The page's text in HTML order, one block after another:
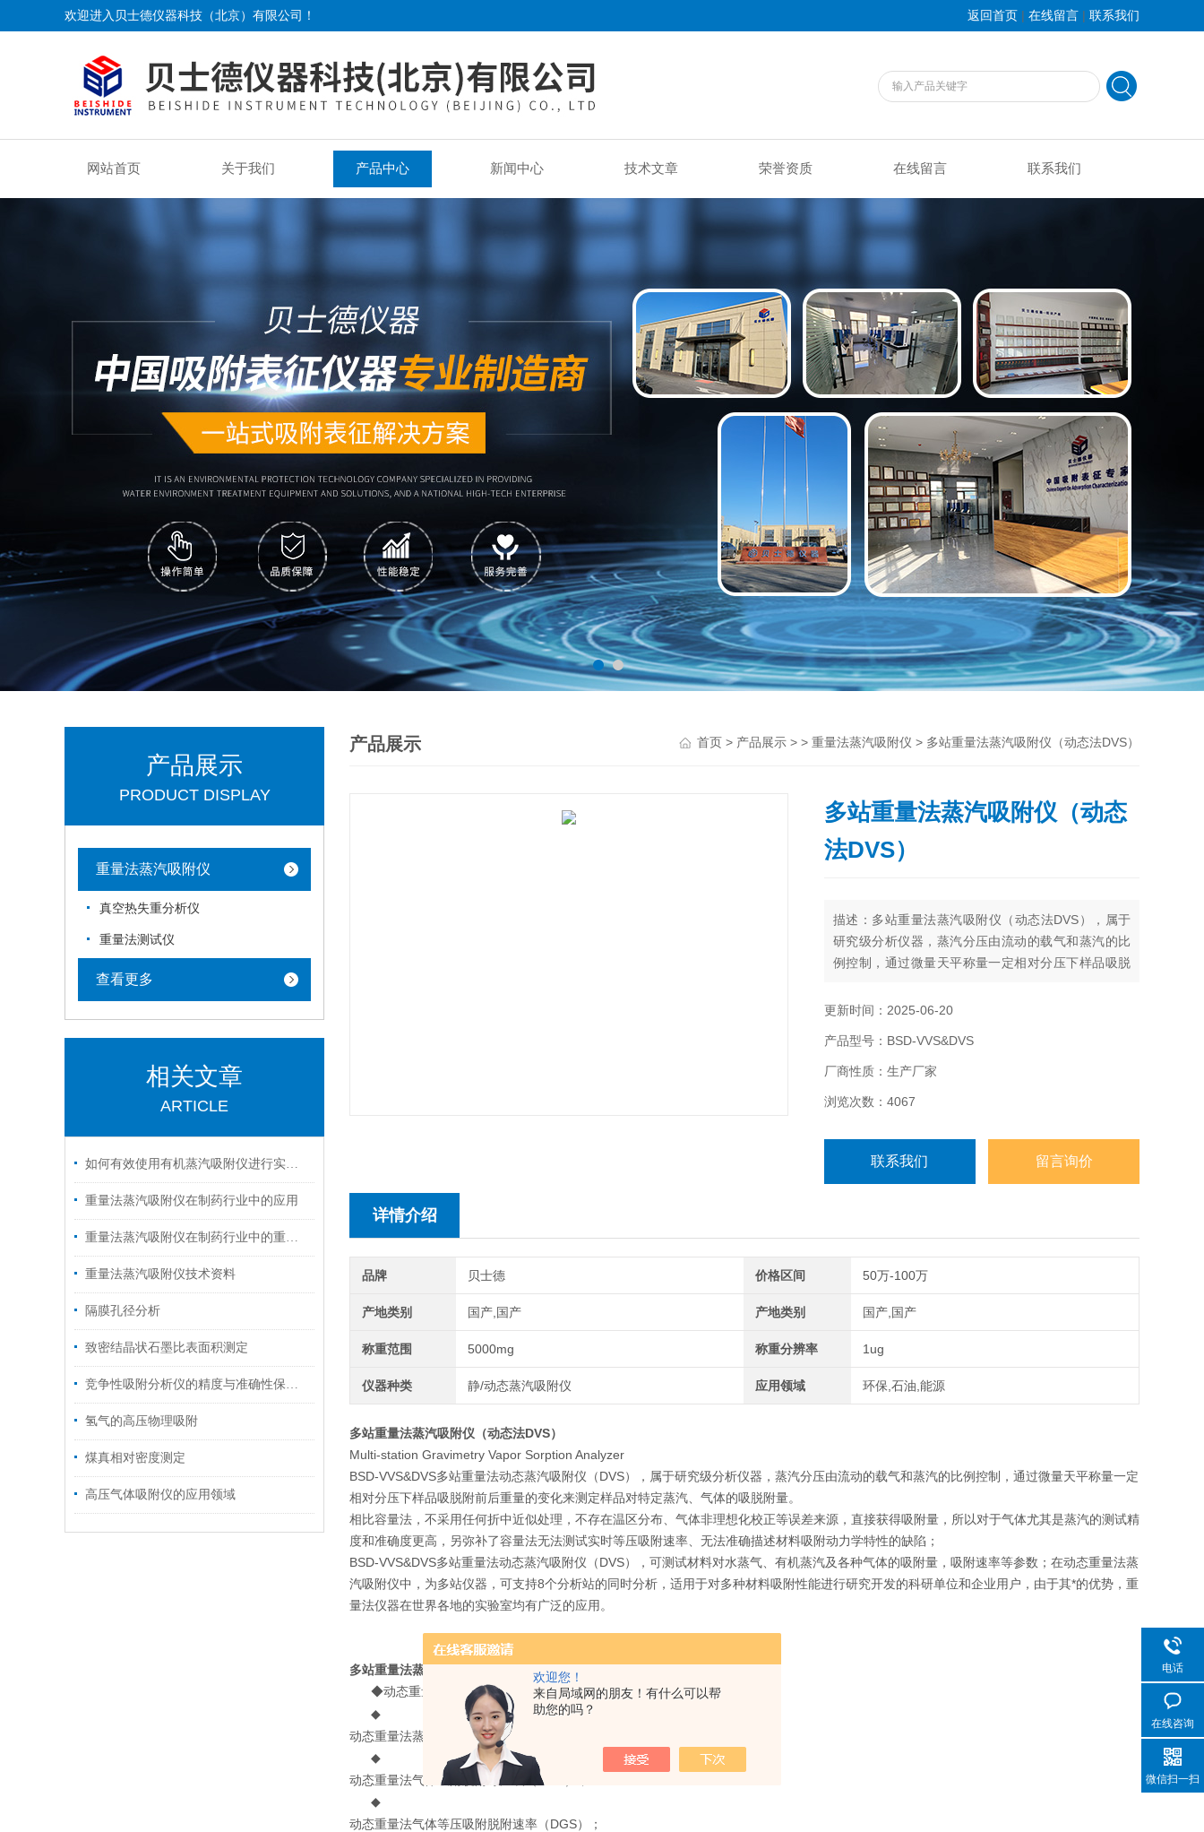
欢迎您！
来自局域网的朋友！有什么可以帮
助您的吗？
欢迎进入贝士德仪器科技（北京）有限公司！ 返回首页 | 在线留言 | 联系我们
网站首页 关于我们 产品中心 新闻中心 技术文章 荣誉资质 在线留言 联系我们
产品展示
PRODUCT DISPLAY
重量法蒸汽吸附仪
真空热失重分析仪
重量法测试仪
查看更多
相关文章
ARTICLE
如何有效使用有机蒸汽吸附仪进行实验？
重量法蒸汽吸附仪在制药行业中的应用
重量法蒸汽吸附仪在制药行业中的重要作用
重量法蒸汽吸附仪技术资料
隔膜孔径分析
致密结晶状石墨比表面积测定
竞争性吸附分析仪的精度与准确性保障方法
氢气的高压物理吸附
煤真相对密度测定
高压气体吸附仪的应用领域
产品展示 首页 > 产品展示 > > 重量法蒸汽吸附仪 > 多站重量法蒸汽吸附仪（动态法DVS）
多站重量法蒸汽吸附仪（动态
法DVS）
描述：多站重量法蒸汽吸附仪（动态法DVS），属于
研究级分析仪器，蒸汽分压由流动的载气和蒸汽的比
例控制，通过微量天平称量一定相对分压下样品吸脱
脱附量。
更新时间：2025-06-20
产品型号：BSD-VVS&DVS
厂商性质：生产厂家
浏览次数：4067
联系我们 留言询价
详情介绍
品牌 贝士德 价格区间 50万-100万
产地类别 国产,国产 产地类别 国产,国产
称重范围 5000mg 称重分辨率 1ug
仪器种类 静/动态蒸汽吸附仪 应用领域 环保,石油,能源
多站重量法蒸汽吸附仪（动态法DVS）
Multi-station Gravimetry Vapor Sorption Analyzer
BSD-VVS&DVS多站重量法动态蒸汽吸附仪（DVS），属于研究级分析仪器，蒸汽分压由流动的载气和蒸汽的比例控制，通过微量天平称量一定
相对分压下样品吸脱附前后重量的变化来测定样品对特定蒸汽、气体的吸脱附量。
相比容量法，不采用任何折中近似处理，不存在温区分布、气体非理想化校正等误差来源，直接获得吸附量，所以对于气体尤其是蒸汽的测试精
度和准确度更高，另弥补了容量法无法测试实时等压吸附速率、无法准确描述材料吸附动力学特性的缺陷；
BSD-VVS&DVS多站重量法动态蒸汽吸附仪（DVS），可测试材料对水蒸气、有机蒸汽及各种气体的吸附量，吸附速率等参数；在动态重量法蒸
汽吸附仪中，为多站仪器，可支持8个分析站的同时分析，适用于对多种材料吸附性能进行研究开发的科研单位和企业用户，由于其*的优势，重
量法仪器在世界各地的实验室均有广泛的应用。
多站重量法蒸汽吸附仪（动态法DVS）
◆ 动态重量法蒸汽吸附脱附等温线（DVS）；
◆
动态重量法蒸汽等压吸附脱附速率（DVS）；
◆
动态重量法气体吸附脱附等温线（DGS）；
◆
动态重量法气体等压吸附脱附速率（DGS）；
电话
在线咨询
微信扫一扫